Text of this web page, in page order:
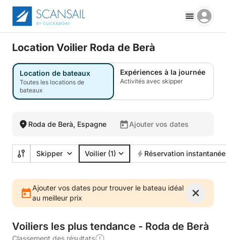
Location Voilier Roda de Berà
Location de bateaux
Toutes les locations de
bateaux
Expériences à la journée
Activités avec skipper
Roda de Berà, Espagne Ajouter vos dates
Skipper Voilier (1) Réservation instantanée
Ajouter vos dates pour trouver le bateau idéal
au meilleur prix
Voiliers les plus tendance - Roda de Berà
Classement des résultats